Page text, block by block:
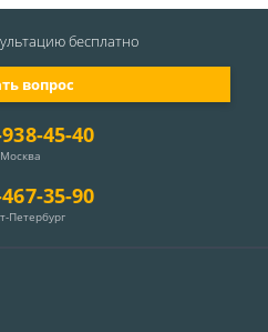
45-40
Москва
35-90
Петербург
вопрос
бесплатно